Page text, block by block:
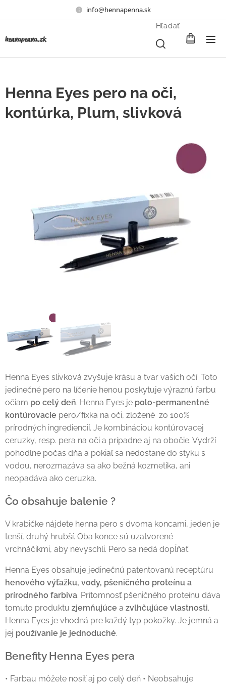
info@hennapenna.sk
hennapenna.sk
Hľadať
Henna Eyes pero na oči,
kontúrka, Plum, slivková
Henna Eyes slivková zvyšuje krásu a tvar vašich očí. Toto
jedinečné pero na líčenie henou poskytuje výraznú farbu
očiam po celý deň. Henna Eyes je polo-permanentné
kontúrovacie pero/fixka na oči, zložené zo 100%
prírodných ingrediencií. Je kombináciou kontúrovacej
ceruzky, resp. pera na oči a prípadne aj na obočie. Vydrží
pohodlne počas dňa a pokiaľ sa nedostane do styku s
vodou, nerozmazáva sa ako bežná kozmetika, ani
neopadáva ako ceruzka.
Čo obsahuje balenie ?
V krabičke nájdete henna pero s dvoma koncami, jeden je
tenší, druhý hrubší. Oba konce sú uzatvorené
vrchnáčikmi, aby nevyschli. Pero sa nedá dopĺňať.
Henna Eyes obsahuje jedinečnú patentovanú receptúru
henového výťažku, vody, pšeničného proteínu a
prírodného farbiva. Prítomnosť pšeničného proteínu dáva
tomuto produktu zjemňujúce a zvlhčujúce vlastnosti.
Henna Eyes je vhodná pre každý typ pokožky. Je jemná a
jej používanie je jednoduché.
Benefity Henna Eyes pera
• Farbau môžete nosiť aj po celý deň • Neobsahuje